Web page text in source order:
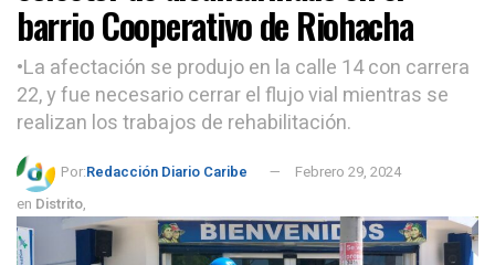
barrio Cooperativo de Riohacha
•La afectación se produjo en la calle 14 con carrera
22, y fue necesario cerrar el flujo vial mientras se
realizan los trabajos de rehabilitación.
Por:Redacción Diario Caribe
Febrero 29, 2024
en Distrito,